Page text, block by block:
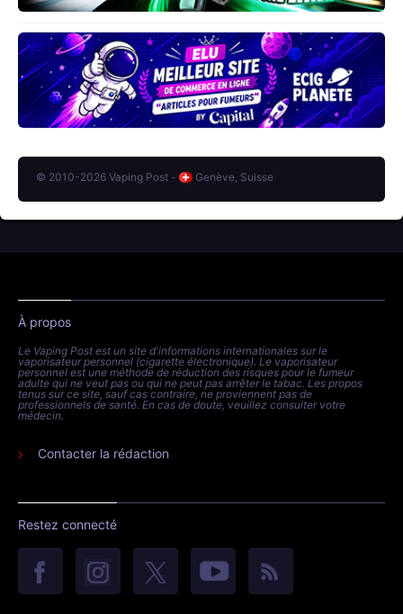
© 2010-2026 Vaping Post - Genève, Suisse
À propos
Le Vaping Post est un site d'informations internationales sur le
vaporisateur personnel (cigarette électronique). Le vaporisateur
personnel est une méthode de réduction des risques pour le fumeur
adulte qui ne veut pas ou qui ne peut pas arrêter le tabac. Les propos
tenus sur ce site, sauf cas contraire, ne proviennent pas de
professionnels de santé. En cas de doute, veuillez consulter votre
médecin.
Contacter la rédaction
Restez connecté